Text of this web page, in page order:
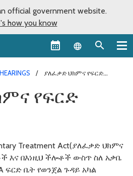
official government website.
how you know
Language
ያለፈቃድ ህክምና የፍርድ
የፍርድ
Treatment Act(ያለፈቃድ ህክምና
እና በእነዚህ ችሎቶች ውስጥ ስለ አቃቤ
ፍርድ ቤት የወንጀል ጉዳይ አካል